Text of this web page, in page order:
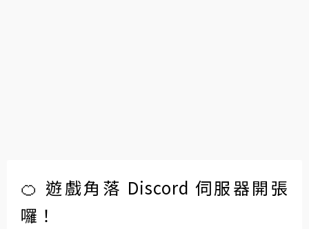
🍊 遊戲角落 Discord 伺服器開張
囉！